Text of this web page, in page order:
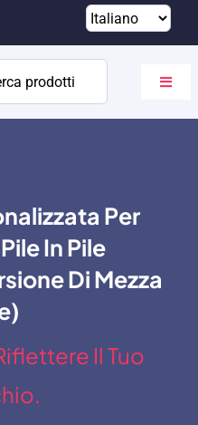
Per
In Pile
Di Mezza
Il Tuo